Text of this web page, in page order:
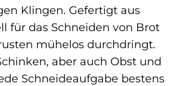
Klingen. Gefertigt aus
für das Schneiden von Brot
mühelos durchdringt.
aber auch Obst und
Schneideaufgabe bestens